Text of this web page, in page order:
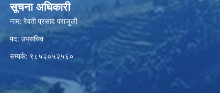
सूचना अधिकारी
नाम: रेवती प्रसाद पराजुली
पद: उपसचिव
सम्पर्क: ९८५२०५२५६०